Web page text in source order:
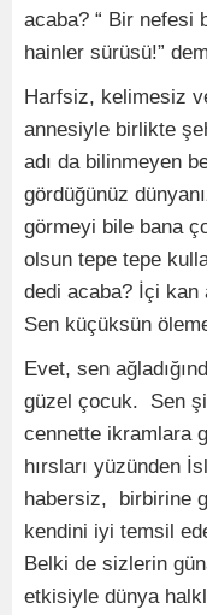
acaba? “ Bir nefesi
hainler sürüsü!”
Harfsiz, kelimesiz
annesiyle birlikte
adı da bilinmeyen
gördüğünüz
görmeyi bile bana
olsun tepe tepe
dedi acaba? İçi kan
Sen küçüksün
Evet, sen
güzel çocuk. Sen
cennette ikramlara
hırsları yüzünden
habersiz, birbirine
kendini iyi temsil
Belki de sizlerin
etkisiyle dünya